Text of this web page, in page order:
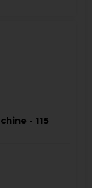
- 115